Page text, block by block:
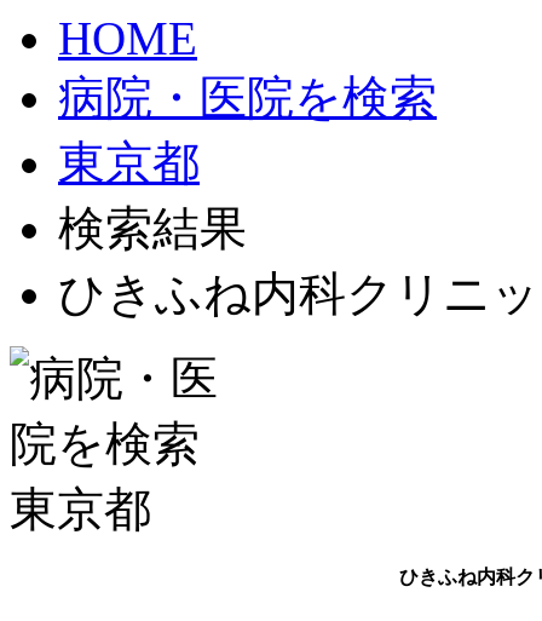
HOME
病院・医院を検索
東京都
検索結果
ひきふね内科クリニ
ひきふね内科ク